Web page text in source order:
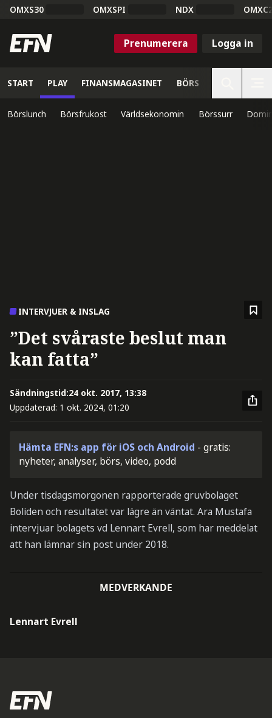
OMXS30 OMXSPI NDX
Prenumerera Logga in
START PLAY FINANSMAGASINET BÖRS
Börslunch Börsfrukost Världsekonomin Börssurr
INTERVJUER & INSLAG
”Det svåraste beslut man
kan fatta”
Sändningstid:24 okt. 2017, 13:38
Uppdaterad: 1 okt. 2024, 01:20
Hämta EFN:s app för iOS och Android - gratis:
nyheter, analyser, börs, video, podd
Under tisdagsmorgonen rapporterade gruvbolaget
Boliden och resultatet var lägre än väntat. Ara Mustafa
intervjuar bolagets vd Lennart Evrell, som har meddelat
att han lämnar sin post under 2018.
MEDVERKANDE
Lennart Evrell